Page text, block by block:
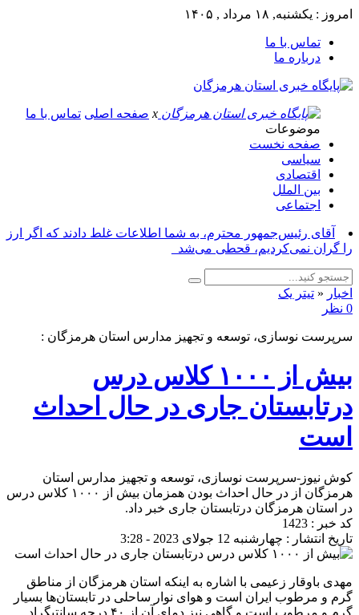
امروز : یکشنبه, ۱۸ مرداد , ۱۴۰۵
تماس با ما
درباره ما
x صفحه اصلی تماس با ما
موضوعات
صفحه نخست
سیاسی
اقتصادی
بین الملل
اجتماعی
آقای رئیس‌جمهور محترم، به شما اطلاعات غلط دادند که اگر ارز
را گران نمی‌کردیم، قحطی می‌شد_
اخبار « تیتر یک
0 نظر
سرپرست نوسازی، توسعه و تجهیز مدارس استان هرمزگان :
بیش از ۱۰۰۰ کلاس درس
درتابستان جاری در حال احداث
است
کوش نیوز-سرپرست نوسازی، توسعه و تجهیز مدارس استان
هرمزگان از در حال احداث بودن همزمان بیش از ۱۰۰۰ کلاس درس
در استان هرمزگان درتابستان جاری خبر داد.
کد خبر : 1423
تاریخ انتشار : چهارشنبه 12 جولای 2023 - 3:28
مهدی باوقار زعیمی با اشاره به اینکه استان هرمزگان از مناطق
گرم و مرطوب ایران است و هوای نوار ساحلی در تابستان‌ها بسیار
گرم و مرطوب است و گاهی نیز دمای آن از ۴۰ درجه سانتیگراد